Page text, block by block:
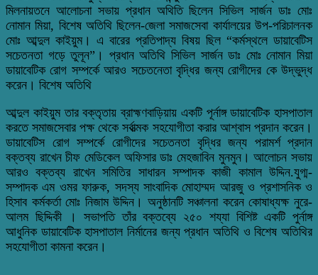
মিলনায়তনে আলোচনা সভায় প্রধান অথিতি ছিলেন সিভিল সার্জন ডাঃ মোঃ
নোমান মিয়া, বিশেষ অতিথি ছিলেন-জেলা সমাজসেবা কার্যালয়ের উপ-পরিচালনক
মোঃ আব্দুল কাইয়ুম। এ বারের প্রতিপাদ্য বিষয় ছিল “কর্মস্থলে ডায়াবেটিস
সচেতনতা গড়ে তুলূন”। প্রধান অতিথি সিভিল সার্জন ডাঃ মোঃ নোমান মিয়া
ডায়াবেটিক রোগ সম্পর্কে আরও সচেতনেতা বৃদ্ধির জন্য রোগীদের কে উদ্ভুদ্ধ
করেন। বিশেষ অতিথি
আব্দুল কাইয়ুম তার বক্তৃতায় ব্রাহ্মণবাড়িয়ায় একটি পূর্নাঙ্গ ডায়াবেটিক হাসপাতাল
করতে সমাজসেবার পক্ষ থেকে সর্বাত্মক সহযোগীতা করার আশ্বাস প্রদান করেন।
ডায়াবেটিস রোগ সম্পর্কে রোগীদের সচেতনতা বৃদ্ধির জন্য পরামর্শ প্রদান
বক্তব্য রাখেন চীফ মেডিকেল অফিসার ডাঃ মেহজাবিন মুনমুন। আলোচন সভায়
আরও বক্তব্য রাখেন সমিতির সাধারন সম্পাদক কাজী কামাল ‌উদ্দিন.যুগ্ম-
সম্পাদক এম ওমর ফারুক, সদস্য সাংবাদিক মোহাম্মদ আরজু ও প্রশাসনিক ও
হিসাব কর্মকর্তা মোঃ নিজাম উদ্দিন। অনুষ্ঠানটি সঞ্চালনা করেন কোষাধ্যক্ষ নুরে-
আলম ছিদ্দিকী । সভাপতি তাঁর বক্তব্যে ২৫০ শয্যা বিশিষ্ট একটি পুর্নাঙ্গ
আধুনিক ডায়াবেটিক হাসপাতাল নির্মানের জন্য প্রধান অতিথি ও বিশেষ অতিথির
সহযোগীতা কামনা করেন।